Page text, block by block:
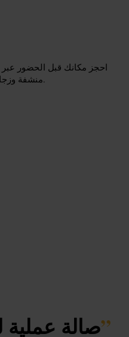
احجز مكانك قبل الحضور عبر
منشفة وزجاجة ماء. وصل مبكراً بعشر دقائق لتسجيل الدخول والتعرّف على المساحة.
صالة”